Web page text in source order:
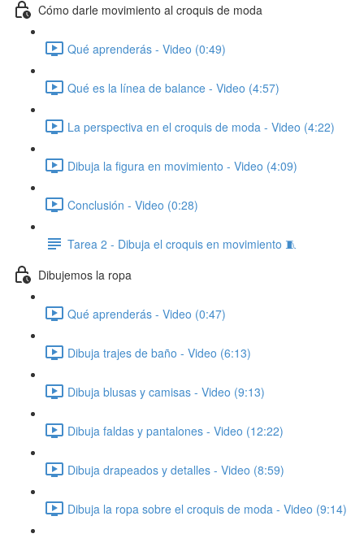
Cómo darle movimiento al croquis de moda
Qué aprenderás - Video (0:49)
Qué es la línea de balance - Video (4:57)
La perspectiva en el croquis de moda - Video (4:22)
Dibuja la figura en movimiento - Video (4:09)
Conclusión - Video (0:28)
Tarea 2 - Dibuja el croquis en movimiento 🧵
Dibujemos la ropa
Qué aprenderás - Video (0:47)
Dibuja trajes de baño - Video (6:13)
Dibuja blusas y camisas - Video (9:13)
Dibuja faldas y pantalones - Video (12:22)
Dibuja drapeados y detalles - Video (8:59)
Dibuja la ropa sobre el croquis de moda - Video (9:14)